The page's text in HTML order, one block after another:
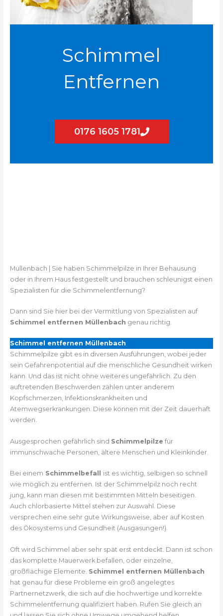
Schimmel
Entfernen
0176 1605 1781
Müllenbach | Sie haben Schimmelpilze in Ihrer Behausung
oder in Ihrem Haus festgestellt und brauchen schleunigst einen
Spezialisten für die Schimmelentfernung?
Dann sind Sie hier bei der Vermittlung von Spezialisten auf
Schimmel entfernen Müllenbach genau richtig.
Schimmel entfernen Müllenbach
Schimmelpilze gibt es in diversen Ausführungen, wobei jeder
sein Gefahrenpotential auf die menschliche Gesundheit wirken
kann. Und das ist nicht ohne weiteres ungefährlich. Zu den
auftretenden Beschwerden zählen unter anderem
Kopfschmerzen, Infektionskrankheiten und
Atemwegserkrankungen. Diese können mit der Zeit dauerhaft
werden.
Ausgesprochen gefährlich sind Schimmelpilze für
immunschwache Personen, ältere Menschen und Kleinkinder.
Bei einem Schimmelbefall ist es wichtig, selbigen so schnell
wie möglich zu entfernen. Ist der Schimmelpilz noch recht
jung, kann man diesen mit bestimmten Mitteln beseitigen.
Auch chlorbasierte Mittel stehen zur Auswahl. Diese
versprechen eine sehr gute Wirkungsweise, aber auf Kosten
des Ökosystems und Gesundheit (Ausgasungen!).
Oft wird Schimmel aber sehr spät erst entdeckt. Dann ist schon
das komplette Mauerwerk befallen, oder einzelne,
großflächige Elemente. Schimmel entfernen Müllenbach
hat genau für diese Probleme ein groß angelegtes
Partnernetzwerk, die sich auf die hochwertige und korrekte
Schimmelentfernung qualifiziert haben. Rufen Sie gleich an